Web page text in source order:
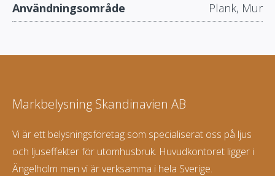
Användningsområde
Plank, Mur
Markbelysning Skandinavien AB
Vi är ett belysningsföretag som specialiserat oss på ljus
och ljuseffekter för utomhusbruk. Huvudkontoret ligger i
Ängelholm men vi är verksamma i hela Sverige.